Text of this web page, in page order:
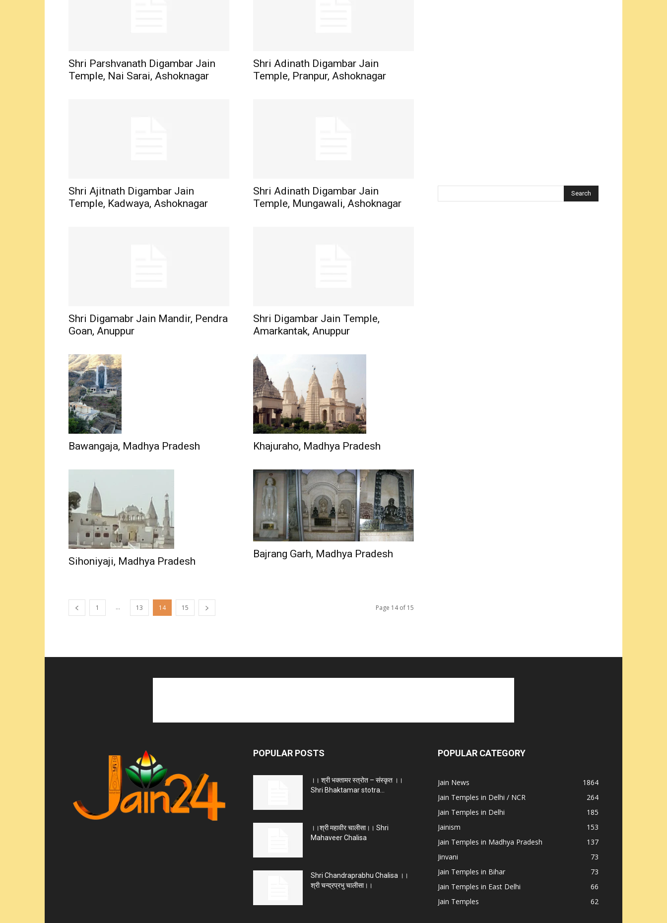
Shri Parshvanath Digambar Jain
Temple, Nai Sarai, Ashoknagar
Shri Adinath Digambar Jain
Temple, Pranpur, Ashoknagar
Shri Ajitnath Digambar Jain
Temple, Kadwaya, Ashoknagar
Shri Adinath Digambar Jain
Temple, Mungawali, Ashoknagar
Shri Digamabr Jain Mandir, Pendra
Goan, Anuppur
Shri Digambar Jain Temple,
Amarkantak, Anuppur
Bawangaja, Madhya Pradesh Khajuraho, Madhya Pradesh
Sihoniyaji, Madhya Pradesh
Bajrang Garh, Madhya Pradesh
1 ... 13 14 15 Page 14 of 15
POPULAR POSTS
।। श्री भक्तामर स्त्रोत – संस्कृत ।।
Shri Bhaktamar stotra...
।।श्री महावीर चालीसा।। Shri
Mahaveer Chalisa
Shri Chandraprabhu Chalisa ।।
श्री चन्द्रप्रभु चालीसा।।
POPULAR CATEGORY
Jain News
1864
Jain Temples in Delhi / NCR
264
Jain Temples in Delhi
185
Jainism
153
Jain Temples in Madhya Pradesh
137
Jinvani
73
Jain Temples in Bihar
73
Jain Temples in East Delhi
66
Jain Temples
62